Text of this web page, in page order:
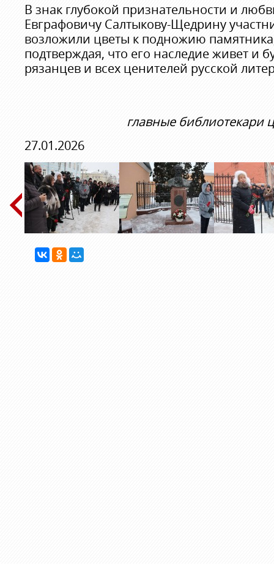
В знак глубокой признательности и
Евграфовичу Салтыкову-Щедрину
возложили цветы к подножию
подтверждая, что его наследие живет и
рязанцев и всех ценителей русской
главные библиотекари
27.01.2026